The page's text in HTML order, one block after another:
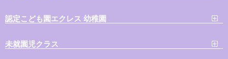
認定こども園エクレス 幼稚園
未就園児クラス